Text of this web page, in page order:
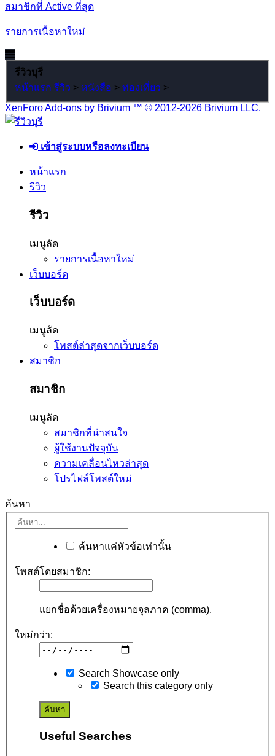
สมาชิกที่ Active ที่สุด
รายการเนื้อหาใหม่
รีวิวบุรี
หน้าแรก รีวิว > หนังสือ > ท่องเที่ยว >
XenForo Add-ons by Brivium ™ © 2012-2026 Brivium LLC.
เข้าสู่ระบบหรือลงทะเบียน
หน้าแรก
รีวิว
รีวิว
เมนูลัด
รายการเนื้อหาใหม่
เว็บบอร์ด
เว็บบอร์ด
เมนูลัด
โพสต์ล่าสุดจากเว็บบอร์ด
สมาชิก
สมาชิก
เมนูลัด
สมาชิกที่น่าสนใจ
ผู้ใช้งานปัจจุบัน
ความเคลื่อนไหวล่าสุด
โปรไฟล์โพสต์ใหม่
ค้นหา
ค้นหาแค่หัวข้อเท่านั้น
โพสต์โดยสมาชิก:
แยกชื่อด้วยเครื่องหมายจุลภาค (comma).
ใหม่กว่า:
Search Showcase only
Search this category only
Useful Searches